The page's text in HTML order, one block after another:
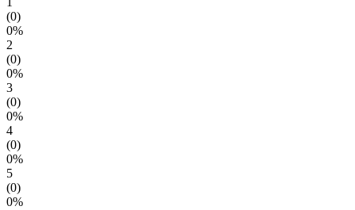
(0)
0%
2
(0)
0%
3
(0)
0%
4
(0)
0%
5
(0)
0%